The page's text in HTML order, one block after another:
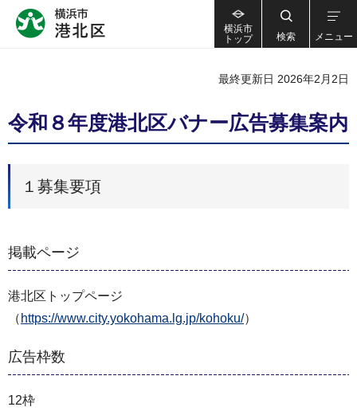
横浜市
トップ
検索 メニュー
最終更新日 2026年2月2日
令和８年度港北区バナー広告募集案内
１募集要項
掲載ページ
港北区トップページ
（ https://www.city.yokohama.lg.jp/kohoku/）
広告枠数
12枠